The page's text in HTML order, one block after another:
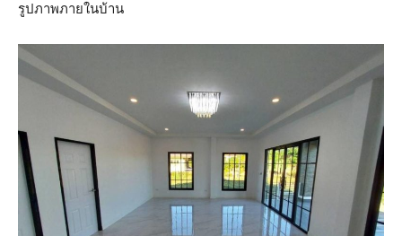
รูปภาพภายในบ้าน